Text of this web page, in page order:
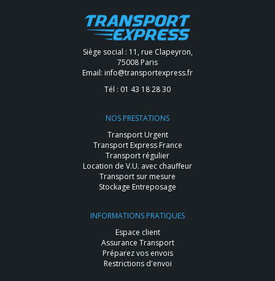
Siège social : 11, rue Clapeyron,
75008 Paris
Email: info@transportexpress.fr
Tél : 01 43 18 28 30
NOS PRESTATIONS
Transport Urgent
Transport Express France
Transport régulier
Location de V.U. avec chauffeur
Transport sur mesure
Stockage Entreposage
INFORMATIONS PRATIQUES
Espace client
Assurance Transport
Préparez vos envois
Restrictions d'envoi